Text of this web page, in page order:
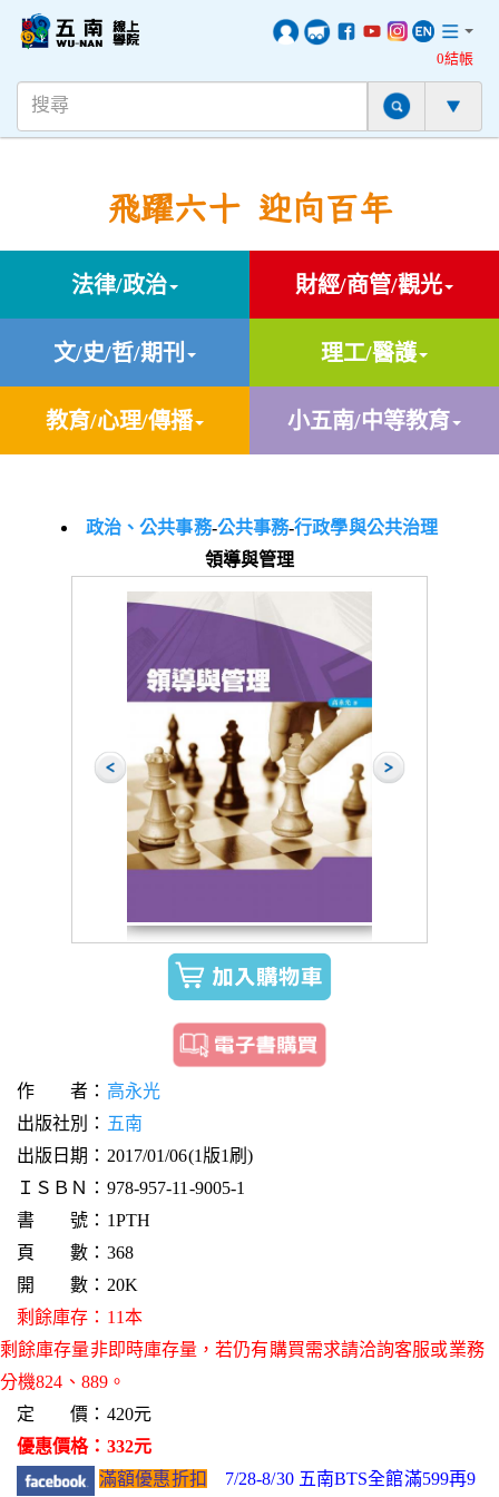
0結帳
飛躍六十 迎向百年
法律/政治 財經/商管/觀光
文/史/哲/期刊 理工/醫護
教育/心理/傳播 小五南/中等教育
政治、公共事務-公共事務-行政學與公共治理
領導與管理
作 者： 高永光
出版社別： 五南
出版日期：2017/01/06(1版1刷)
ＩＳＢＮ：978-957-11-9005-1
書 號：1PTH
頁 數：368
開 數：20K
剩餘庫存：11本
剩餘庫存量非即時庫存量，若仍有購買需求請洽詢客服或業務
分機824、889。
定 價：420元
優惠價格：332元
滿額優惠折扣
7/28-8/30 五南BTS全館滿599再9